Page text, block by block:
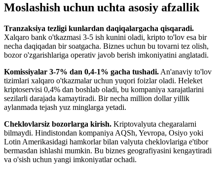
Moslashish uchun uchta asosiy afzallik
Tranzaksiya tezligi kunlardan daqiqalargacha qisqaradi.
Xalqaro bank o'tkazmasi 3-5 ish kunini oladi, kripto to'lov esa bir
necha daqiqadan bir soatgacha. Biznes uchun bu tovarni tez olish,
bozor o'zgarishlariga operativ javob berish imkoniyatini anglatadi.
Komissiyalar 3-7% dan 0,4-1% gacha tushadi. An'anaviy to'lov
tizimlari xalqaro o'tkazmalar uchun yuqori foizlar oladi. Heleket
kriptoservisi 0,4% dan boshlab oladi, bu kompaniya xarajatlarini
sezilarli darajada kamaytiradi. Bir necha million dollar yillik
aylanmada tejash yuz minglarga yetadi.
Cheklovlarsiz bozorlarga kirish. Kriptovalyuta chegaralarni
bilmaydi. Hindistondan kompaniya AQSh, Yevropa, Osiyo yoki
Lotin Amerikasidagi hamkorlar bilan valyuta cheklovlariga e'tibor
bermasdan ishlashi mumkin. Bu biznes geografiyasini kengaytiradi
va o'sish uchun yangi imkoniyatlar ochadi.